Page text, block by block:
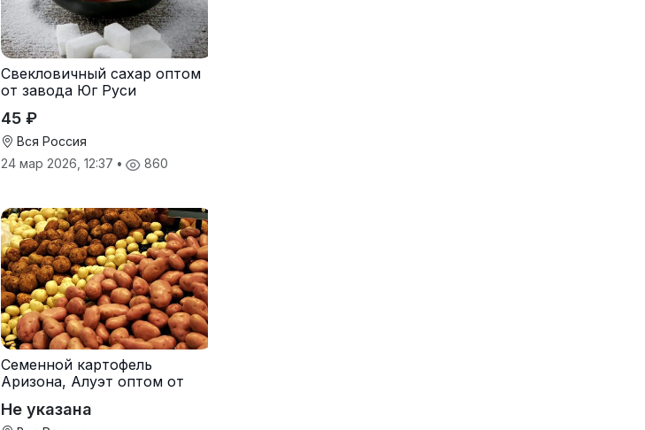
Свекловичный сахар оптом
от завода Юг Руси
45 ₽
Вся Россия
24 мар 2026, 12:37 • 860
Семенной картофель
Аризона, Алуэт оптом от
Не указана